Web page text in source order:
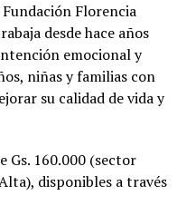
Florencia
desde hace años
emocional y
niñas y familias con
su calidad de vida y
Gs. 160.000 (sector
disponibles a través